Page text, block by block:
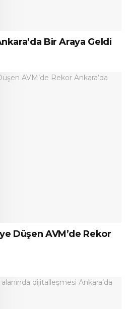
Bir Araya Geldi
Düşen AVM’de Rekor